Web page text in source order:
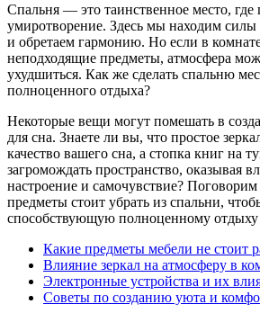
Спальня — это таинственное место, где
умиротворение. Здесь мы находим
и обретаем гармонию. Но если в
неподходящие предметы, атмосфера
ухудшиться. Как же сделать спальню
полноценного отдыха?
Некоторые вещи могут помешать в
для сна. Знаете ли вы, что простое
качество вашего сна, а стопка книг на
загромождать пространство, оказывая
настроение и самочувствие?
предметы стоит убрать из спальни,
способствующую полноценному отдыху
Какие предметы мебели не стоит
Влияние зеркал на атмосферу в
Электронные устройства и их
Советы по созданию уюта и